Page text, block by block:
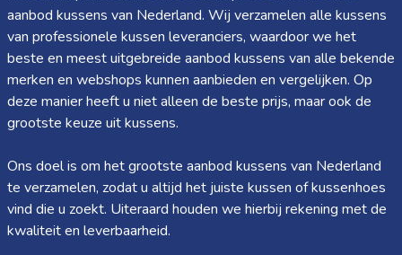
aanbod kussens van Nederland. Wij verzamelen alle kussens
van professionele kussen leveranciers, waardoor we het
beste en meest uitgebreide aanbod kussens van alle bekende
merken en webshops kunnen aanbieden en vergelijken. Op
deze manier heeft u niet alleen de beste prijs, maar ook de
grootste keuze uit kussens.
Ons doel is om het grootste aanbod kussens van Nederland
te verzamelen, zodat u altijd het juiste kussen of kussenhoes
vind die u zoekt. Uiteraard houden we hierbij rekening met de
kwaliteit en leverbaarheid.